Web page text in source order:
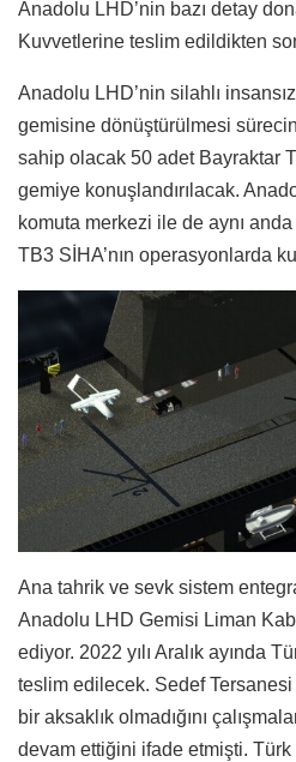
Anadolu LHD’nin bazı detay
Kuvvetlerine teslim edildikten
Anadolu LHD’nin silahlı
gemisine dönüştürülmesi
sahip olacak 50 adet Bayraktar
gemiye konuşlandırılacak.
komuta merkezi ile de aynı
TB3 SİHA’nın operasyonlarda
Ana tahrik ve sevk sistem
Anadolu LHD Gemisi Liman
ediyor. 2022 yılı Aralık ayında
teslim edilecek. Sedef
bir aksaklık olmadığını
devam ettiğini ifade etmişti.